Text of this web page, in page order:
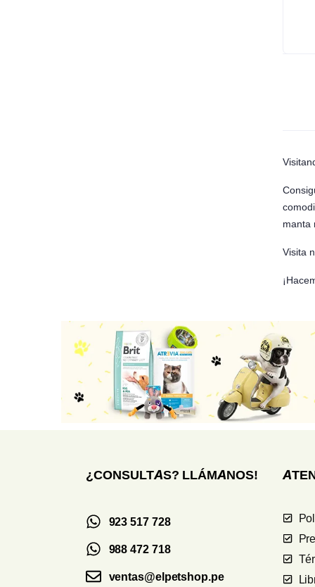
manta
Visita
¿CONSULTAS? LLÁMANOS!
923 517 728
988 472 718
ventas@elpetshop.pe